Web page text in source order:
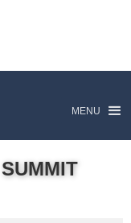
MENU